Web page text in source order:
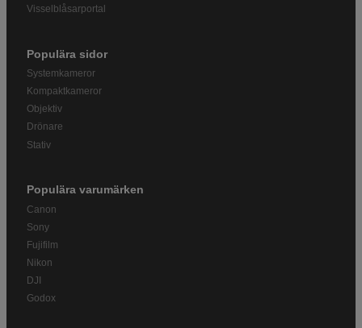
Visselblåsarportal
Populära sidor
Systemkameror
Kompaktkameror
Objektiv
Drönare
Stativ
Populära varumärken
Canon
Sony
Fujifilm
Nikon
DJI
Godox